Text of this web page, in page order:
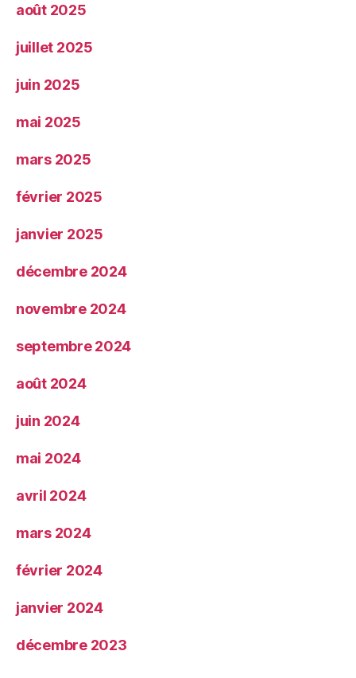
août 2025
juillet 2025
juin 2025
mai 2025
mars 2025
février 2025
janvier 2025
décembre 2024
novembre 2024
septembre 2024
août 2024
juin 2024
mai 2024
avril 2024
mars 2024
février 2024
janvier 2024
décembre 2023